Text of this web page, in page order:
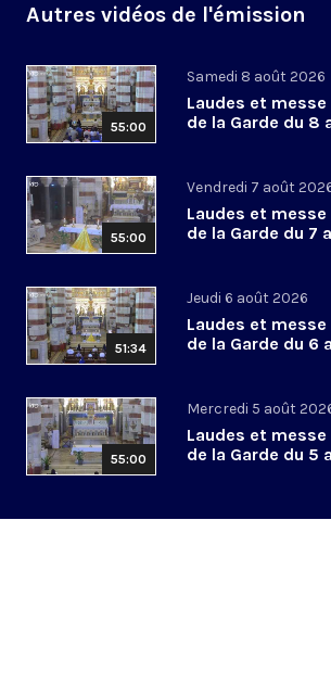
Autres vidéos de l'émission
55:00
Samedi 8 août 2026
Laudes et
de la Garde du 8
55:00
Vendredi 7 août
Laudes et
de la Garde du 7
51:34
Jeudi 6 août 2026
Laudes et
de la Garde du 6
55:00
Mercredi 5 août
Laudes et
de la Garde du 5